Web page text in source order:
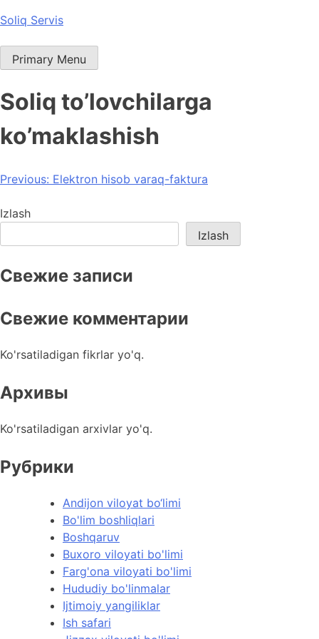
Skip
content
Soliq Servis
Primary Menu
Soliq to’lovchilarga
ko’maklashish
Post
menyusi
Previous: Elektron hisob varaq-faktura
Izlash
Izlash
Свежие записи
Свежие комментарии
Ko'rsatiladigan fikrlar yo'q.
Архивы
Ko'rsatiladigan arxivlar yo'q.
Рубрики
Andijon viloyat bo‘limi
Bo'lim boshliqlari
Boshqaruv
Buxoro viloyati bo'limi
Farg'ona viloyati bo'limi
Hududiy bo'linmalar
Ijtimoiy yangiliklar
Ish safari